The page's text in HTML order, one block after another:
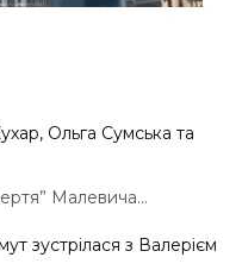
Ольга Сумська та
Малевича…
зустрілася з Валерієм